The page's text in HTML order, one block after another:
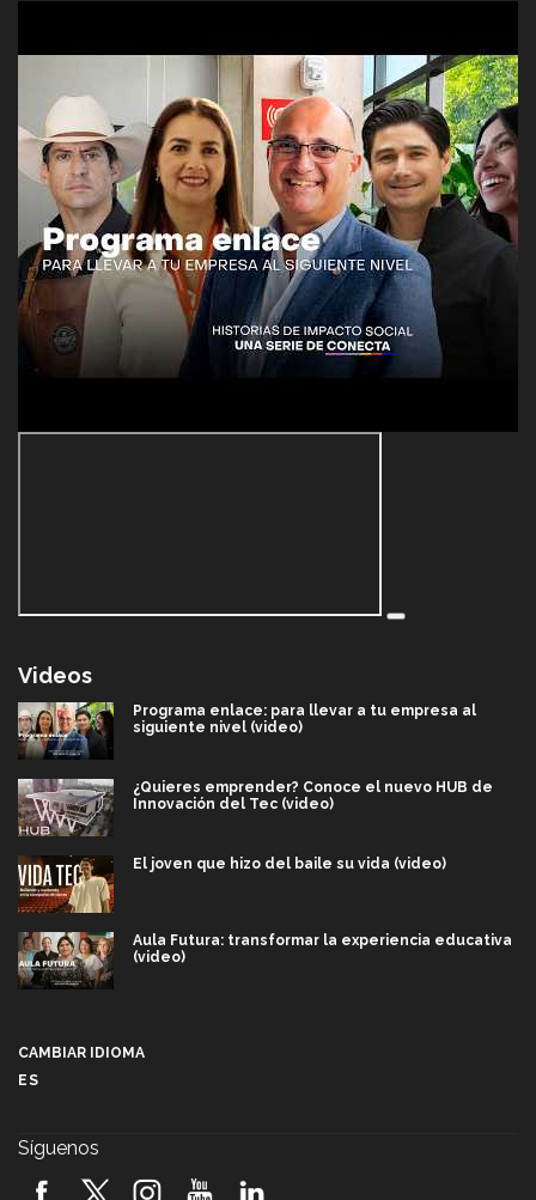
Videos
Programa enlace: para llevar a tu empresa al
siguiente nivel (video)
¿Quieres emprender? Conoce el nuevo HUB de
Innovación del Tec (video)
El joven que hizo del baile su vida (video)
Aula Futura: transformar la experiencia educativa
(video)
2026! (video)
CAMBIAR IDIOMA
ES
Síguenos